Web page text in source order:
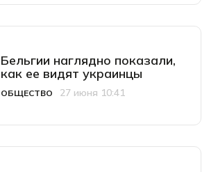
Бельгии наглядно показали,
как ее видят украинцы
Категория
ОБЩЕСТВО
Дата публикации
27 июня 10:41